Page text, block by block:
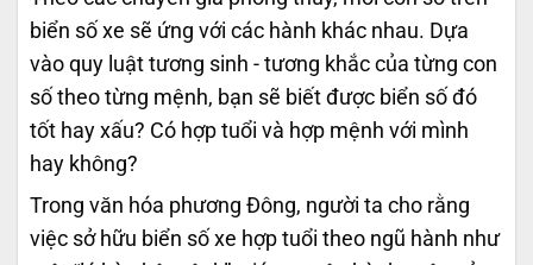
biển số xe sẽ ứng với các hành khác nhau. Dựa
vào quy luật tương sinh - tương khắc của từng con
số theo từng mệnh, bạn sẽ biết được biển số đó
tốt hay xấu? Có hợp tuổi và hợp mệnh với mình
hay không?
Trong văn hóa phương Đông, người ta cho rằng
việc sở hữu biển số xe hợp tuổi theo ngũ hành như